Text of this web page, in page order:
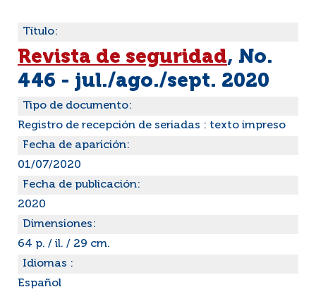
Título:
Revista de seguridad, No.
446 - jul./ago./sept. 2020
Tipo de documento:
Registro de recepción de seriadas : texto impreso
Fecha de aparición:
01/07/2020
Fecha de publicación:
2020
Dimensiones:
64 p. / il. / 29 cm.
Idiomas :
Español